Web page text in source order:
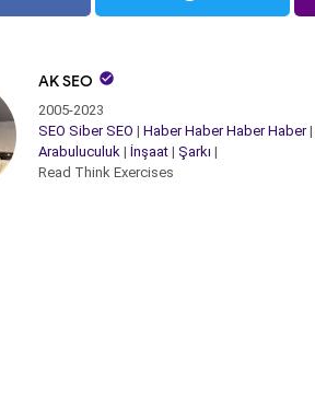
AK SEO 
2005-2023
SEO Siber SEO | Haber Haber Haber Haber|
Arabuluculuk | İnşaat | Şarkı |
Read Think Exercises